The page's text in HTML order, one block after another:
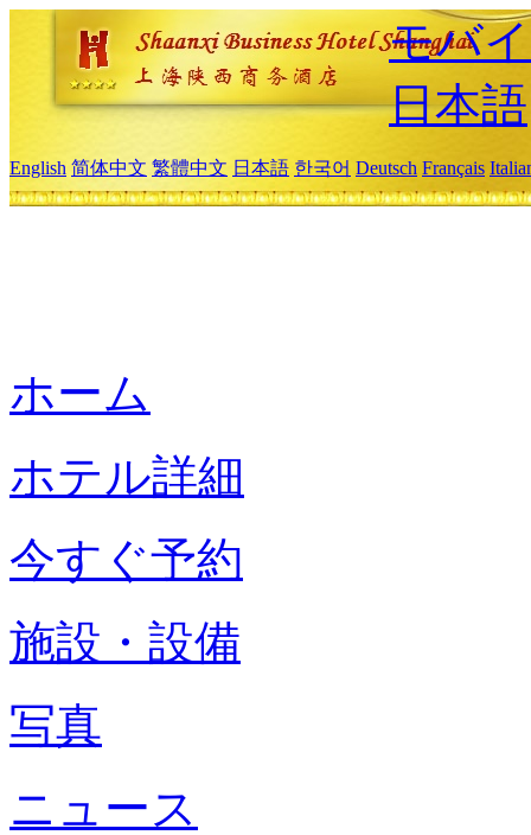
モバ
日本語
English 简体中文 繁體中文 日本語 한국어 Deutsch Français
ホーム
ホテル詳細
今すぐ予約
施設・設備
写真
ニュース